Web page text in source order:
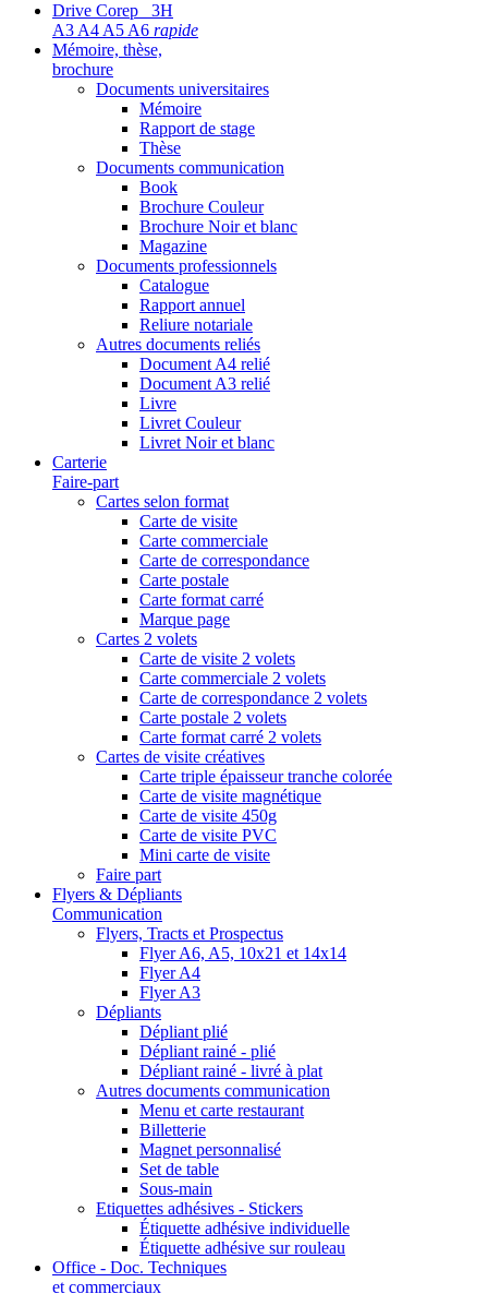
Drive Corep 3H
A3 A4 A5 A6 rapide
Mémoire, thèse,
brochure
Documents universitaires
Mémoire
Rapport de stage
Thèse
Documents communication
Book
Brochure Couleur
Brochure Noir et blanc
Magazine
Documents professionnels
Catalogue
Rapport annuel
Reliure notariale
Autres documents reliés
Document A4 relié
Document A3 relié
Livre
Livret Couleur
Livret Noir et blanc
Carterie
Faire-part
Cartes selon format
Carte de visite
Carte commerciale
Carte de correspondance
Carte postale
Carte format carré
Marque page
Cartes 2 volets
Carte de visite 2 volets
Carte commerciale 2 volets
Carte de correspondance 2 volets
Carte postale 2 volets
Carte format carré 2 volets
Cartes de visite créatives
Carte triple épaisseur tranche colorée
Carte de visite magnétique
Carte de visite 450g
Carte de visite PVC
Mini carte de visite
Faire part
Flyers & Dépliants
Communication
Flyers, Tracts et Prospectus
Flyer A6, A5, 10x21 et 14x14
Flyer A4
Flyer A3
Dépliants
Dépliant plié
Dépliant rainé - plié
Dépliant rainé - livré à plat
Autres documents communication
Menu et carte restaurant
Billetterie
Magnet personnalisé
Set de table
Sous-main
Etiquettes adhésives - Stickers
Étiquette adhésive individuelle
Étiquette adhésive sur rouleau
Office - Doc. Techniques
et commerciaux